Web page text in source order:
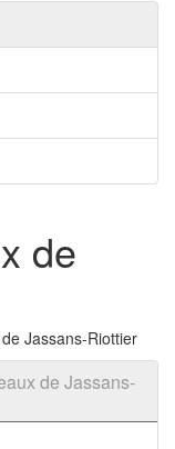
de
Jassans-Riottier
de Jassans-